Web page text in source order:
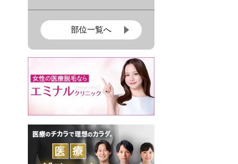
部位一覧へ